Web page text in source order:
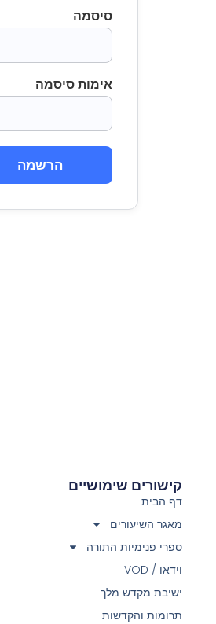
סיסמה
אימות סיסמה
הרשמה
קישורים שימושיים
דף הבית
מאגר השיעורים
ספרי פנימיות התורה
וידאו / VOD
ישיבת מקדש מלך
תרומות והקדשות